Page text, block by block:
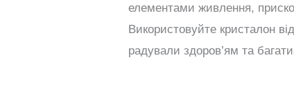
елементами живлення,
Використовуйте кристалон
радували здоров’ям та